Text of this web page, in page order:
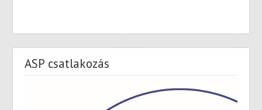
ASP csatlakozás